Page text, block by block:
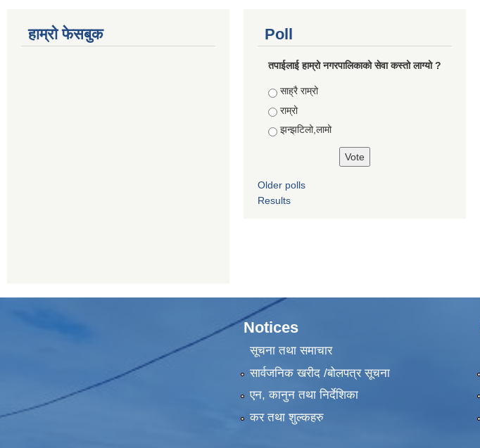
हाम्रो फेसबुक Poll
तपाईलाई हाम्रो नगरपालिकाको सेवा कस्तो लाग्यो ?
Choices
साह्रै राम्रो
राम्रो
झन्झटिलो,लामो
Older polls
Results
Notices
सूचना तथा समाचार
सार्वजनिक खरीद /बोलपत्र सूचना
एन, कानुन तथा निर्देशिका
कर तथा शुल्कहरु